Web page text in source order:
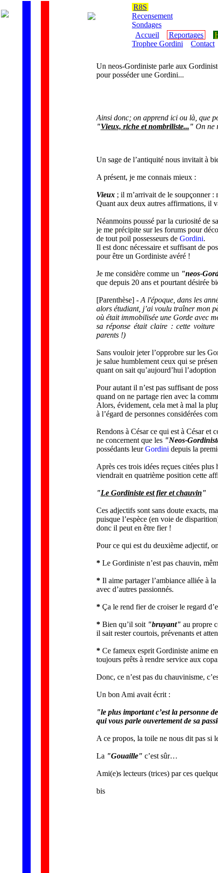
R8S
Recensement
Sondages
Accueil
Reportages
Trophee Gordini
Contact
Un neos-Gordiniste parle aux
pour posséder une Gordini...
Ainsi donc; on apprend ici ou là, que
"Vieux, riche et nombriliste..." On ne
Un sage de l’antiquité nous invitait à
A présent, je me connais mieux :
Vieux; il m’arrivait de le soupçonner :
Quant aux deux autres affirmations, il
Néanmoins poussé par la curiosité de
je me précipite sur les forums pour
de tout poil possesseurs de Gordini.
Il est donc nécessaire et suffisant de
pour être un Gordiniste avéré !
Je me considère comme un "neos-
que depuis 20 ans et pourtant désirée
[Parenthèse] - A l'époque, dans les
alors étudiant, j’ai voulu traîner mon
où était immobilisée une Gorde avec
sa réponse était claire : cette
parents !)
Sans vouloir jeter l’opprobre sur les
je salue humblement ceux qui se
quant on sait qu’aujourd’hui
Pour autant il n’est pas suffisant de
quand on ne partage rien avec la
Alors, évidement, cela met à mal la
à l’égard de personnes considérées
Rendons à César ce qui est à César et
ne concernent que les "Neos-
possédants leurGordini depuis la
Après ces trois idées reçues citées plus
viendrait en quatrième position cette
"Le Gordiniste est fier et chauvin"
Ces adjectifs sont sans doute exacts,
puisque l’espèce (en voie de
donc il peut en être fier !
Pour ce qui est du deuxième adjectif,
*Le Gordiniste n’est pas chauvin,
*Il aime partager l’ambiance alliée à
avec d’autres passionnés.
*Ça le rend fier de croiser le regard
*Bien qu’il soit "bruyant" au propre
il sait rester courtois, prévenants et
*Ce fameux esprit Gordiniste anime
toujours prêts à rendre service aux
Donc, ce n’est pas du chauvinisme,
Un bon Ami avait écrit :
"le plus important c’est la personne
qui vous parle ouvertement de sa
A ce propos, la toile ne nous dit pas si
La "Gouaille" c’est sûr…
Ami(e)s lecteurs (trices) par ces
bis